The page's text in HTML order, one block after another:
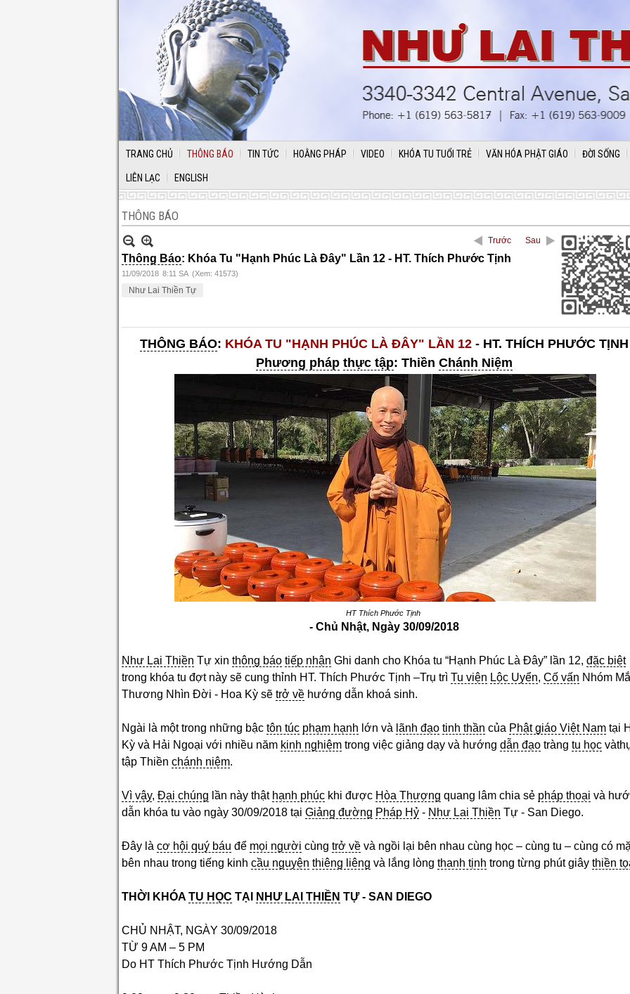
TRANG CHỦ THÔNG BÁO TIN TỨC HOẰNG PHÁP VIDEO KHÓA TU TUỔI TRẺ VĂN HÓA PHẬT GIÁO ĐỜI SỐNG
LIÊN LẠC ENGLISH
THÔNG BÁO
Trước Sau
Thông Báo: Khóa Tu "Hạnh Phúc Là Đây" Lần 12 - HT. Thích Phước Tịnh
11/09/2018 8:11 SA (Xem: 41573)
Như Lai Thiền Tự
THÔNG BÁO: KHÓA TU "HẠNH PHÚC LÀ ĐÂY" LẦN 12- HT. THÍCH PHƯỚC TỊNH
Phương pháp thực tập: Thiền Chánh Niệm
HT Thích Phước Tịnh
- Chủ Nhật, Ngày 30/09/2018
Như Lai Thiền Tự xin thông báo tiếp nhận Ghi danh cho Khóa tu “Hạnh Phúc Là Đây” lần 12, đặc biệt
trong khóa tu đợt này sẽ cung thỉnh HT. Thích Phước Tịnh –Trụ trì Tu viện Lộc Uyển, Cố vấn Nhóm
Thương Nhìn Đời - Hoa Kỳ sẽ trở về hướng dẫn khoá sinh.
Ngài là một trong những bậc tôn túc phạm hạnh lớn và lãnh đạo tinh thần của Phật giáo Việt Nam tại
Kỳ và Hải Ngoại với nhiều năm kinh nghiệm trong việc giảng dạy và hướng dẫn đạo tràng tu học
tập Thiền chánh niệm.
Vì vậy, Đại chúng lần này thật hạnh phúc khi được Hòa Thượng quang lâm chia sẻ pháp thoại và
dẫn khóa tu vào ngày 30/09/2018 tại Giảng đường Pháp Hỷ - Như Lai Thiền Tự - San Diego.
Đây là cơ hội quý báu để mọi người cùng trở về và ngồi lại bên nhau cùng học – cùng tu – cùng có
bên nhau trong tiếng kinh cầu nguyện thiêng liêng và lắng lòng thanh tịnh trong từng phút giây thiền
THỜI KHÓA TU HỌC TẠI NHƯ LAI THIỀN TỰ - SAN DIEGO
CHỦ NHẬT, NGÀY 30/09/2018
TỪ 9 AM – 5 PM
Do HT Thích Phước Tịnh Hướng Dẫn